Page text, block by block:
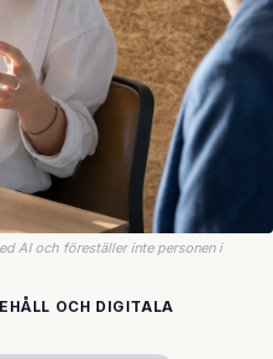
AI och föreställer inte personen i
OCH DIGITALA